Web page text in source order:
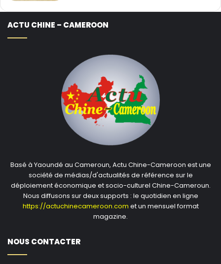
ACTU CHINE – CAMEROON
Basé à Yaoundé au Cameroun, Actu Chine-Cameroon est une
société de médias/d'actualités de référence sur le
déploiement économique et socio-culturel Chine-Cameroun.
Nous diffusons sur deux supports : le quotidien en ligne
https://actuchinecameroon.com et un mensuel format
magazine.
NOUS CONTACTER